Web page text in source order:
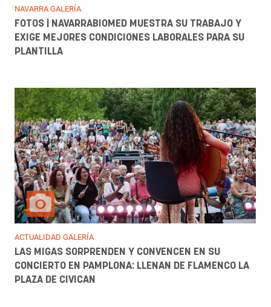
NAVARRA GALERÍA
FOTOS | NAVARRABIOMED MUESTRA SU TRABAJO Y
EXIGE MEJORES CONDICIONES LABORALES PARA SU
PLANTILLA
ACTUALIDAD GALERÍA
LAS MIGAS SORPRENDEN Y CONVENCEN EN SU
CONCIERTO EN PAMPLONA: LLENAN DE FLAMENCO LA
PLAZA DE CIVICAN